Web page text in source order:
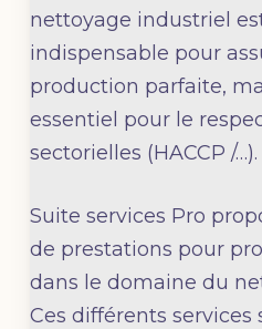
nettoyage industriel
indispensable pour
production parfaite,
essentiel pour le
sectorielles (HACCP /…).
Suite services Pro
de prestations pour
dans le domaine du
Ces différents services